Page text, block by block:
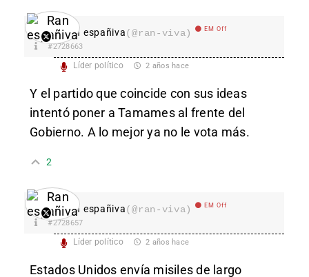
Ran españiva(@ran-viva) EM Off
#2728663
Líder político 2 años hace
Y el partido que coincide con sus ideas
intentó poner a Tamames al frente del
Gobierno. A lo mejor ya no le vota más.
2
Ran españiva(@ran-viva) EM Off
#2728657
Líder político 2 años hace
Estados Unidos envía misiles de largo